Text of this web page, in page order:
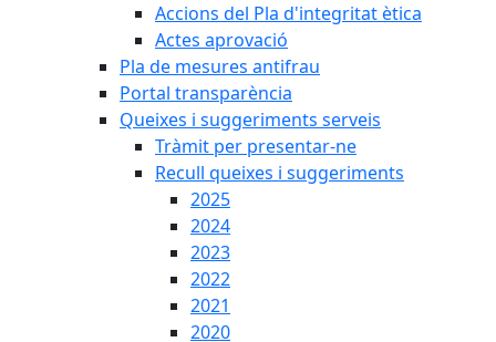
Accions del Pla d'integritat ètica
Actes aprovació
Pla de mesures antifrau
Portal transparència
Queixes i suggeriments serveis
Tràmit per presentar-ne
Recull queixes i suggeriments
2025
2024
2023
2022
2021
2020